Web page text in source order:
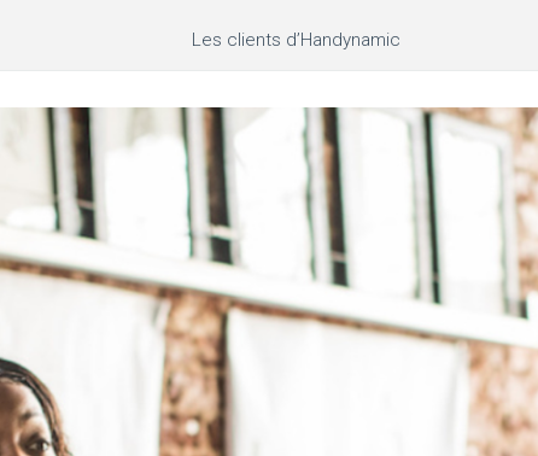
Les clients d’Handynamic